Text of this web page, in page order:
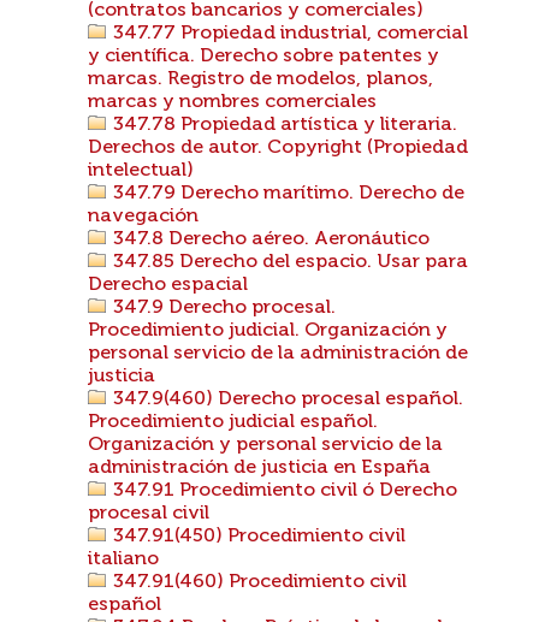
(contratos bancarios y comerciales)
347.77 Propiedad industrial, comercial
y científica. Derecho sobre patentes y
marcas. Registro de modelos, planos,
marcas y nombres comerciales
347.78 Propiedad artística y literaria.
Derechos de autor. Copyright (Propiedad
intelectual)
347.79 Derecho marítimo. Derecho de
navegación
347.8 Derecho aéreo. Aeronáutico
347.85 Derecho del espacio. Usar para
Derecho espacial
347.9 Derecho procesal.
Procedimiento judicial. Organización y
personal servicio de la administración de
justicia
347.9(460) Derecho procesal español.
Procedimiento judicial español.
Organización y personal servicio de la
administración de justicia en España
347.91 Procedimiento civil ó Derecho
procesal civil
347.91(450) Procedimiento civil
italiano
347.91(460) Procedimiento civil
español